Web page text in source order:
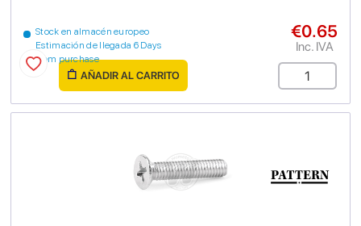
Stock en almacén europeo
Estimación de llegada 6 Days
from purchase
€0.65
Inc. IVA
AÑADIR AL CARRITO